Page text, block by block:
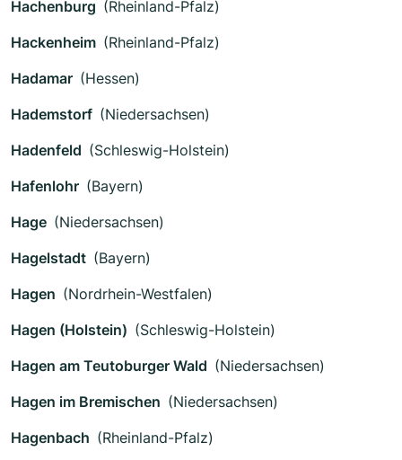
Hachenburg (Rheinland-Pfalz)
Hackenheim (Rheinland-Pfalz)
Hadamar (Hessen)
Hademstorf (Niedersachsen)
Hadenfeld (Schleswig-Holstein)
Hafenlohr (Bayern)
Hage (Niedersachsen)
Hagelstadt (Bayern)
Hagen (Nordrhein-Westfalen)
Hagen (Holstein) (Schleswig-Holstein)
Hagen am Teutoburger Wald (Niedersachsen)
Hagen im Bremischen (Niedersachsen)
Hagenbach (Rheinland-Pfalz)